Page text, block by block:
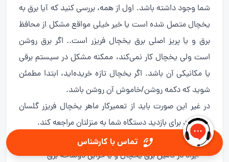
شما وجود داشته باشد. اول از همه، بررسی کنید که آیا برق به
یخچال متصل شده است یا خیر خیلی مواقع مشکل از محافظ
برق و یا پریز اصلی برق یخچال فریزر است.. اگر برق روشن
است ولی یخچال کار نمی‌کند، ممکنه مشکل در سیستم برقی
یا مکانیکی آن باشد. اگر یخچال تازه خریده‌اید، ابتدا مطمئن
شوید که دکمه روشن/خاموش آن روشن باشد.
در غیر این صورت باید از تعمیرکار ماهر یخچال فریزر گلسان
بخواهید برای بازدید دستگاه شما به منزلتان مراجعه کند.
ایراد در تامین برق یخچال و یا خرابی دوشاخه برق
تماس با کارشناس